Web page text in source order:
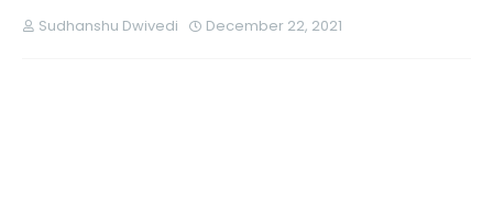
Sudhanshu Dwivedi December 22, 2021